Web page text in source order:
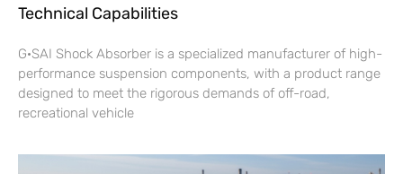
Technical Capabilities
G·SAI Shock Absorber is a specialized manufacturer of high-
performance suspension components, with a product range
designed to meet the rigorous demands of off-road,
recreational vehicle